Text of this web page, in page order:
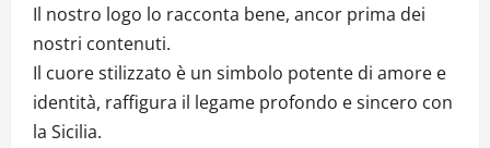
Il nostro logo lo racconta bene, ancor prima dei
nostri contenuti.
Il cuore stilizzato è un simbolo potente di amore e
identità, raffigura il legame profondo e sincero con
la Sicilia.